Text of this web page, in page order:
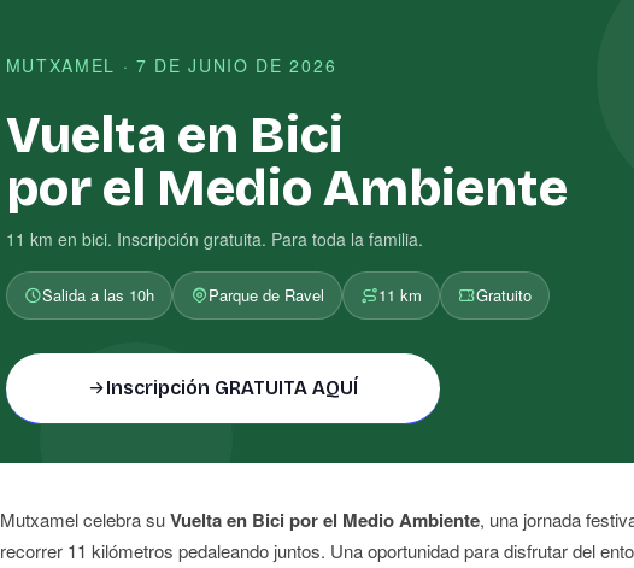
MUTXAMEL · 7 DE JUNIO DE 2026
Vuelta en Bici
por el Medio Ambiente
11 km en bici. Inscripción gratuita. Para toda la familia.
Salida a las 10h Parque de Ravel 11 km Gratuito
Inscripción GRATUITA AQUÍ
Mutxamel celebra suVuelta en Bici por el Medio Ambiente, una jornada
recorrer 11 kilómetros pedaleando juntos. Una oportunidad para disfrutar del